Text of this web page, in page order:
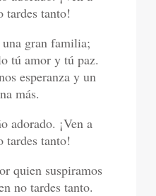
tardes tanto!
gran familia;
tú amor y tú paz.
esperanza y un
más.
adorado. ¡Ven a
tardes tanto!
quien suspiramos
no tardes tanto.